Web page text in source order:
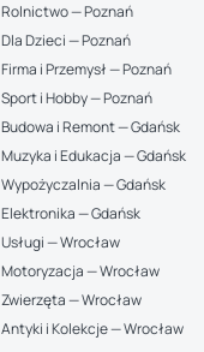
Rolnictwo — Poznań
Dla Dzieci — Poznań
Firma i Przemysł — Poznań
Sport i Hobby — Poznań
Budowa i Remont — Gdańsk
Muzyka i Edukacja — Gdańsk
Wypożyczalnia — Gdańsk
Elektronika — Gdańsk
Usługi — Wrocław
Motoryzacja — Wrocław
Zwierzęta — Wrocław
Antyki i Kolekcje — Wrocław